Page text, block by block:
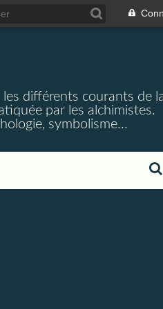
différents courants de
par les alchimistes.
symbolisme...